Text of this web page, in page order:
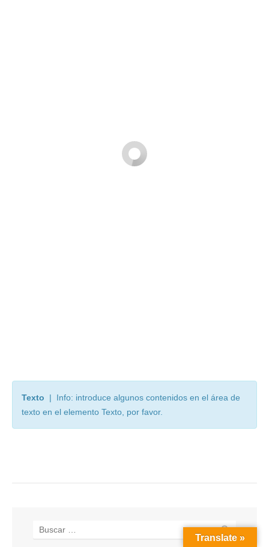
Texto | Info: introduce algunos contenidos en el área de
texto en el elemento Texto, por favor.
Translate »